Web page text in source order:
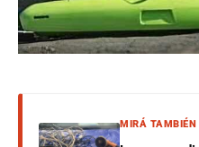
MIRÁ TAMBIÉN